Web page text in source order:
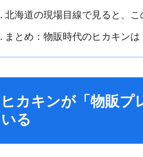
北海道の現場目線で見ると、
まとめ：物販時代のヒカキン
カキンが「物販プ
る